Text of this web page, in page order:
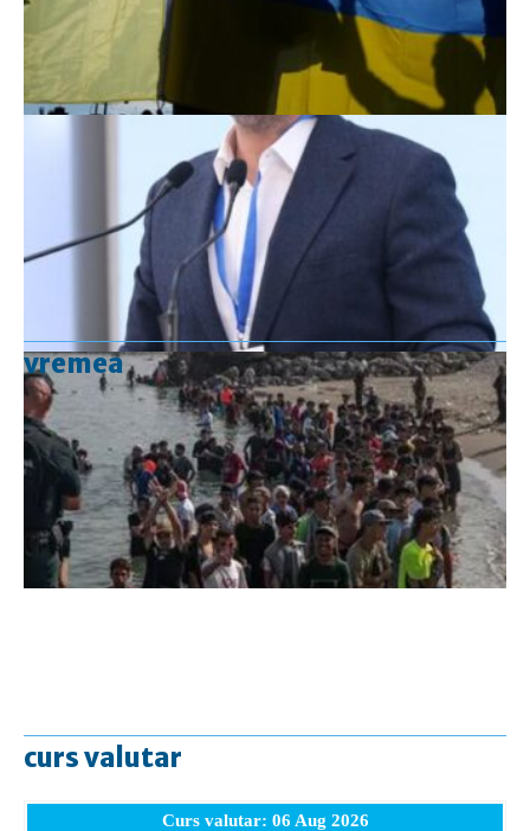
vremea
curs valutar
Curs valutar: 06 Aug 2026